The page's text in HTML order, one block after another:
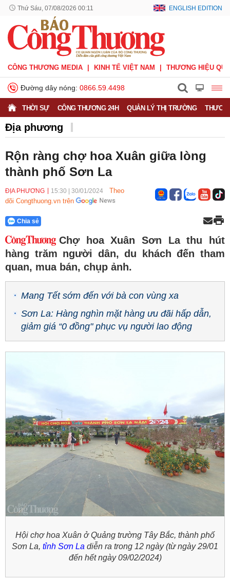
Thứ Sáu, 07/08/2026 00:11 ENGLISH EDITION
CÔNG THƯƠNG MEDIA KINH TẾ VIỆT NAM THƯƠNG HIỆU
Đường dây nóng: 0866.59.4498
THỜI SỰ CÔNG THƯƠNG 24H QUẢN LÝ THỊ TRƯỜNG
Địa phương
Rộn ràng chợ hoa Xuân giữa lòng
thành phố Sơn La
ĐỊA PHƯƠNG 15:30 30/01/2024
Theo
dõi Congthuong.vn trên
Chia sẻ
Chợ hoa Xuân Sơn La thu hút
hàng trăm người dân, du khách đến tham
quan, mua bán, chụp ảnh.
Mang Tết sớm đến với bà con vùng xa
Sơn La: Hàng nghìn mặt hàng ưu đãi hấp dẫn,
giảm giá “0 đồng" phục vụ người lao động
Hội chợ hoa Xuân ở Quảng trường Tây Bắc, thành phố
Sơn La, tỉnh Sơn La diễn ra trong 12 ngày (từ ngày 29/01
đến hết ngày 09/02/2024)